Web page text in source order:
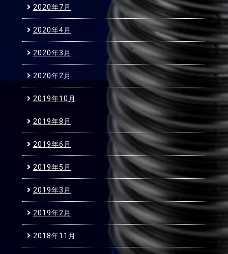
2020年7月
2020年4月
2020年3月
2020年2月
2019年10月
2019年8月
2019年6月
2019年5月
2019年3月
2019年2月
2018年11月